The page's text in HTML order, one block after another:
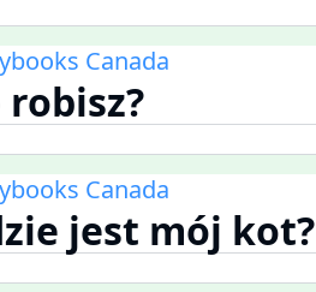
Canada
robisz?
Canada
jest mój kot?